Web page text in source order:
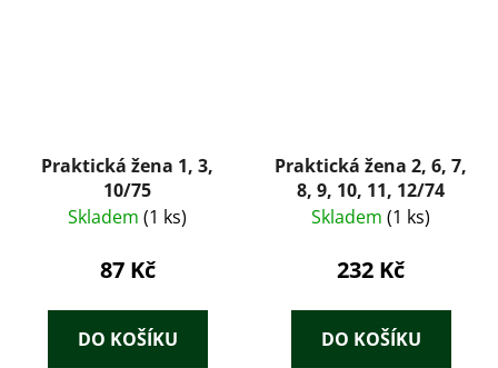
Praktická žena 1, 3,
10/75
Skladem (1 ks)
87 Kč
DO KOŠÍKU
Praktická žena 2, 6, 7,
8, 9, 10, 11, 12/74
Skladem (1 ks)
232 Kč
DO KOŠÍKU